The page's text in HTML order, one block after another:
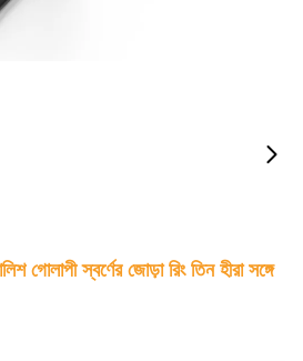
গোলাপী স্বর্ণের জোড়া রিং তিন হীরা সঙ্গে